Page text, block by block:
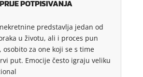
POTPISIVANJA
predstavlja jedan od
u životu, ali i proces pun
osobito za one koji se s time
put. Emocije često igraju veliku